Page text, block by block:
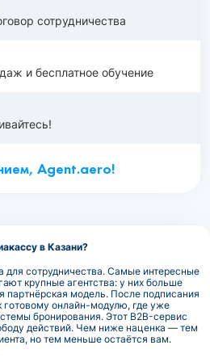
сотрудничества
и бесплатное обучение
Agent.aero!
в Казани?
сотрудничества. Самые интересные
крупные агентства: у них больше
партнёрская модель. После подписания
готовому онлайн-модулю, где уже
бронирования. Этот B2B-сервис
действий. Чем ниже наценка — тем
но тем меньше остаётся вам.